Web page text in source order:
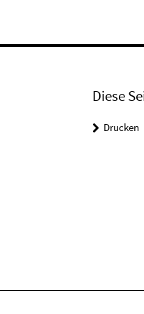
Diese
Drucken